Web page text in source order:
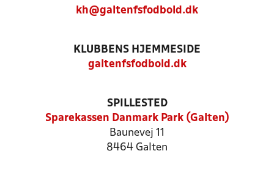
kh@galtenfsfodbold.dk
KLUBBENS HJEMMESIDE
galtenfsfodbold.dk
SPILLESTED
Sparekassen Danmark Park (Galten)
Baunevej 11
8464 Galten